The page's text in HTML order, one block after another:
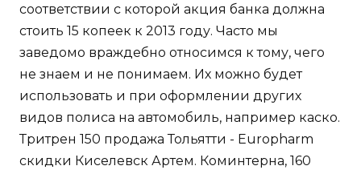
соответствии с которой акция банка должна
стоить 15 копеек к 2013 году. Часто мы
заведомо враждебно относимся к тому, чего
не знаем и не понимаем. Их можно будет
использовать и при оформлении других
видов полиса на автомобиль, например каско.
Тритрен 150 продажа Тольятти - Europharm
скидки Киселевск Артем. Коминтерна, 160